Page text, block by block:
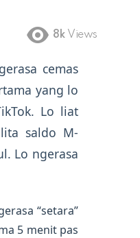
8k Views
cemas
yang lo
Lo liat
saldo M-
Lo ngerasa
“setara”
5 menit pas